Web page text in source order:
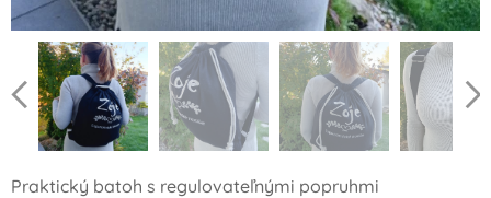
Praktický batoh s regulovateľnými popruhmi